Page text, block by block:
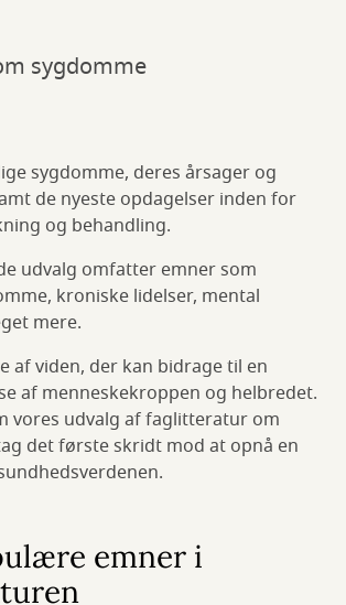
sygdomme
sygdomme, deres årsager og
de nyeste opdagelser inden for
og behandling.
udvalg omfatter emner som
kroniske lidelser, mental
mere.
af viden, der kan bidrage til en
af menneskekroppen og helbredet.
vores udvalg af faglitteratur om
det første skridt mod at opnå en
emner i